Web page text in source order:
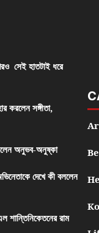
সেই হাতটাই ধরে
করলেন সঙ্গীতা,
অনুভব-অনুষ্কা
দেখে কী বললেন
শান্তিনিকেতনের রাম